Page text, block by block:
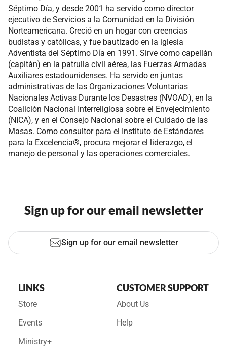
Séptimo Día, y desde 2001 ha servido como director
ejecutivo de Servicios a la Comunidad en la División
Norteamericana. Creció en un hogar con creencias
budistas y católicas, y fue bautizado en la iglesia
Adventista del Séptimo Día en 1991. Sirve como capellán
(capitán) en la patrulla civil aérea, las Fuerzas Armadas
Auxiliares estadounidenses. Ha servido en juntas
administrativas de las Organizaciones Voluntarias
Nacionales Activas Durante los Desastres (NVOAD), en la
Coalición Nacional Interreligiosa sobre el Envejecimiento
(NICA), y en el Consejo Nacional sobre el Cuidado de las
Masas. Como consultor para el Instituto de Estándares
para la Excelencia®, procura mejorar el liderazgo, el
manejo de personal y las operaciones comerciales.
Sign up for our email newsletter
Sign up for our email newsletter
LINKS
Store
Events
Ministry+
CUSTOMER SUPPORT
About Us
Help